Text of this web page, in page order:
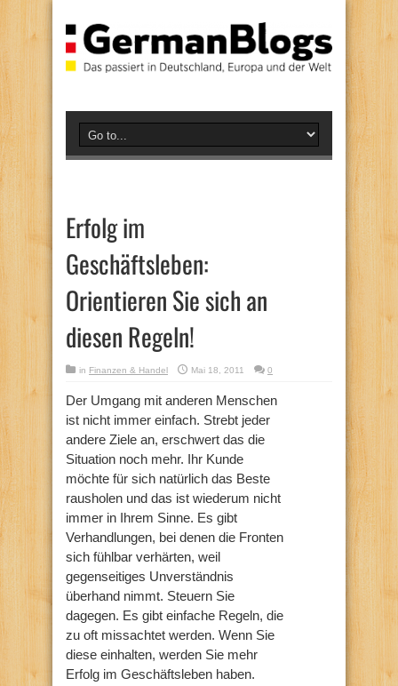
Erfolg im
Geschäftsleben:
Orientieren Sie sich an
diesen Regeln!
in Finanzen & Handel Mai 18, 2011 0
Der Umgang mit anderen Menschen
ist nicht immer einfach. Strebt jeder
andere Ziele an, erschwert das die
Situation noch mehr. Ihr Kunde
möchte für sich natürlich das Beste
rausholen und das ist wiederum nicht
immer in Ihrem Sinne. Es gibt
Verhandlungen, bei denen die Fronten
sich fühlbar verhärten, weil
gegenseitiges Unverständnis
überhand nimmt. Steuern Sie
dagegen. Es gibt einfache Regeln, die
zu oft missachtet werden. Wenn Sie
diese einhalten, werden Sie mehr
Erfolg im Geschäftsleben haben.